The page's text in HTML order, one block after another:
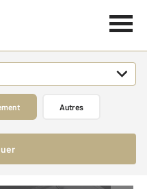
Autres